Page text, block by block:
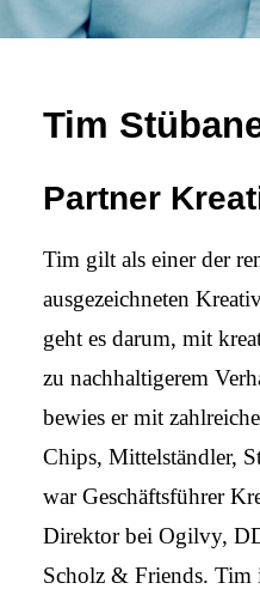
Tim
Partner
Tim gilt als einer der
ausge­zeich­neten
geht es darum, mit
zu nachhaltigerem
bewies er mit
Chips, Mittelständler,
war Geschäfts­führer
Direktor bei Ogilvy,
Scholz & Friends.